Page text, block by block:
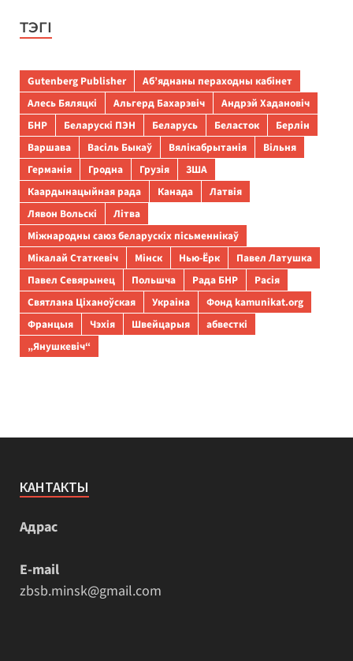
ТЭГІ
Gutenberg Publisher
Аб’яднаны пераходны кабінет
Алесь Бяляцкі
Альгерд Бахарэвіч
Андрэй Хадановіч
БНР
Беларускі ПЭН Беларусь Беласток
Берлін
Варшава
Васіль Быкаў Вялікабрытанія
Вільня
Германія
Гродна Грузія
ЗША
Каардынацыйная рада
Канада
Латвія
Лявон Вольскі
Літва
Міжнародны саюз беларускіх пісьменнікаў
Мікалай Статкевіч
Мінск Нью-Ёрк
Павел Латушка
Павел Севярынец
Польшча Рада БНР
Расія
Святлана Ціханоўская
Украіна
Фонд kamunikat.org
Францыя
Чэхія Швейцарыя
абвесткі
„Янушкевіч“
КАНТАКТЫ
Адрас
E-mail
zbsb.minsk@gmail.com